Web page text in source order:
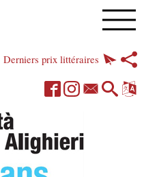
Derniers prix littéraires